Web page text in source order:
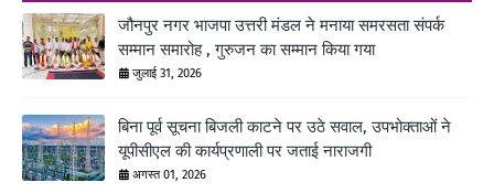
जौनपुर नगर भाजपा उत्तरी मंडल ने मनाया समरसता संपर्क
सम्मान समारोह , गुरुजन का सम्मान किया गया
जुलाई 31, 2026
बिना पूर्व सूचना बिजली काटने पर उठे सवाल, उपभोक्ताओं ने
यूपीसीएल की कार्यप्रणाली पर जताई नाराजगी
अगस्त 01, 2026